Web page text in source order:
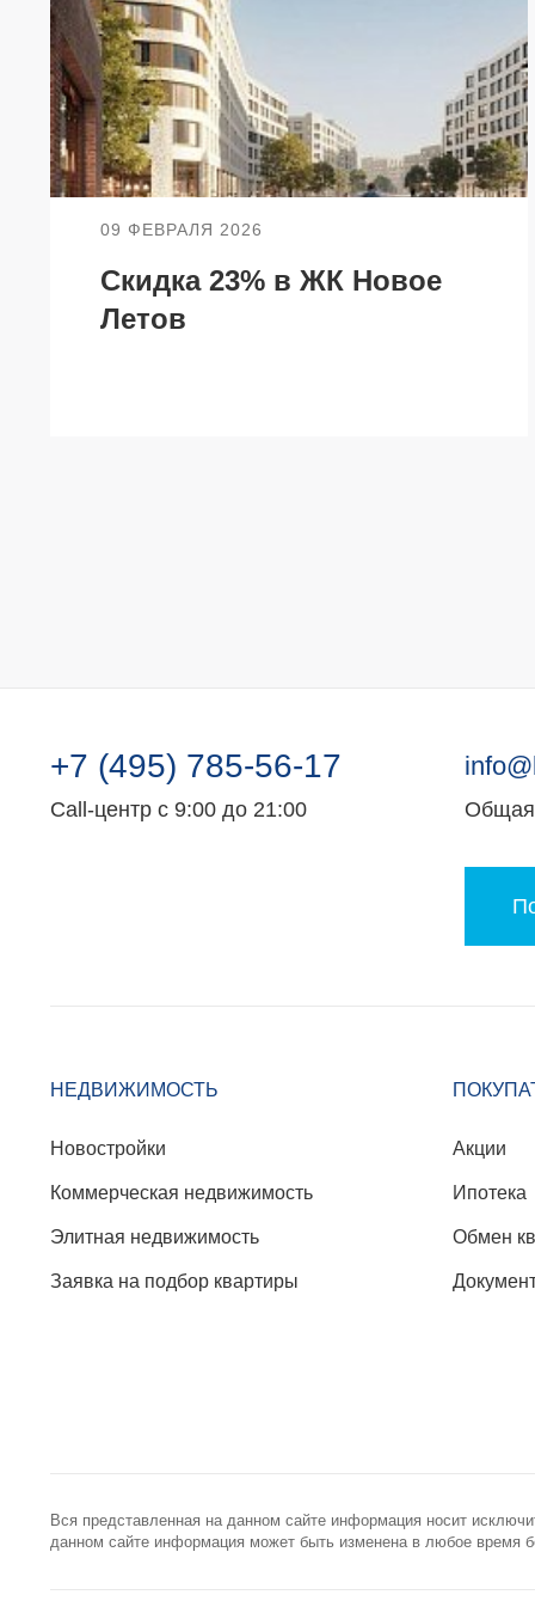
НЕДВИЖИМОСТЬ
Новостройки
Коммерческая недвижимость
Элитная недвижимость
Заявка на подбор квартиры
Акции
Ипотека
09 ФЕВРАЛЯ 2026
Скидка 23% в ЖК Новое
Летов
+7 (495) 785-56-17
Call-центр с 9:00 до 21:00 Общая
НЕДВИЖИМОСТЬ
Новостройки
Коммерческая недвижимость
Элитная недвижимость
Заявка на подбор квартиры
Акции
Ипотека
Обмен
Вся представленная на данном сайте информация носит
данном сайте информация может быть изменена в любое время